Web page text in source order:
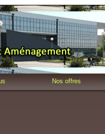
Nos offres